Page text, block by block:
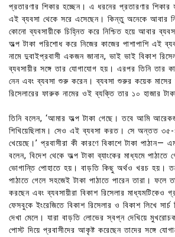
প্রতারণার শিকার হচ্ছেন। এ ধরনের প্রতারণার শিকার
এই ব্যবসা থেকে সরে এসেছেন। কিন্তু অনেকে আবার
কোনো ব্যবসায়ীকে চিহ্নিত করে নিশ্চিত হয়ে আবার
অল্প টাকা পরিশোধ করে নিজের কাজের পাশাপাশি এই
নামে দুবাইপ্রবাসী একজন জানান, ভাই ভাই বিকাশ
ব্যবসায়ীর সঙ্গে তার যোগাযোগ হয়। এরপর তিনি তার
নেন এবং ব্যবসা শুরু করেন। ব্যবসা শুরুর কয়েক মাসের
রিসেলারের ফারুক নামের ওই ব্যক্তি তার ১০ হাজার
তিনি বলেন, ‘আমার অল্প টাকা গেছে। তবে আমি
শিখিয়েছিলাম। সেও এই ব্যবসা করত। সে অন্তত ৩৫-
খেয়েছে।’ প্রবাসীরা কী কারণে বিকাশে টাকা
বলেন, বিদেশ থেকে অল্প টাকা ব্যাংকের মাধ্যমে পাঠাতে
ভোগান্তি পোহাতে হয়। বাড়তি কিছু অর্থও খরচ হয়।
পাঠাতে গেলে সহজেই টাকা পাঠাতে পারেন তারা। ফলে
করছেন এবং ব্যবসায়ীরা বিকাশ রিসেলার মাধ্যমটিকেও
ফেসবুকে ইংরেজিতে বিকাশ রিসেলার ও বিকাশ লিখে সার্চ
দেখা মেলে। যারা বাড়তি লোভের স্বপ্ন দেখিয়ে
পোস্ট দিয়ে প্রবাসীদের আকৃষ্ট করেছেন তাদের সঙ্গে